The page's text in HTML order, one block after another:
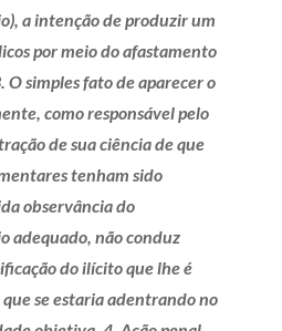
a intenção de produzir um
por meio do afastamento
simples fato de aparecer o
como responsável pelo
de sua ciência de que
tenham sido
observância do
adequado, não conduz
do ilícito que lhe é
se estaria adentrando no